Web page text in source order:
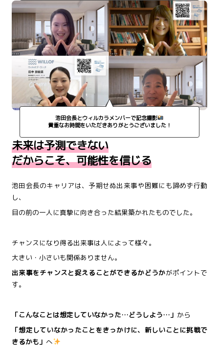
池田会長とウィルカラメンバーで記念撮影
貴重なお時間をいただきありがとうございました！
未来は予測できない
だからこそ、可能性を信じる
池田会長のキャリアは、予期せぬ出来事や困難にも諦めず行動
し、
目の前の一人に真摯に向き合った結果築かれたものでした。
チャンスになり得る出来事は人によって様々。
大きい・小さいも関係ありません。
出来事をチャンスと捉えることができるかどうかがポイントで
す。
「こんなことは想定していなかった…どうしよう…」 から
「想定していなかったことをきっかけに、新しいことに挑戦で
きるかも」 へ